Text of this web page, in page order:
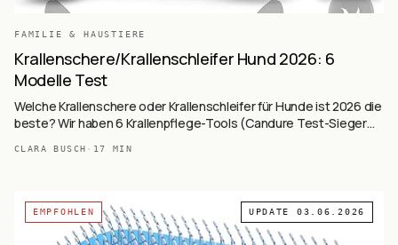
FAMILIE & HAUSTIERE
Krallenschere/Krallenschleifer Hund 2026: 6
Modelle Test
Welche Krallenschere oder Krallenschleifer für Hunde ist 2026 die
beste? Wir haben 6 Krallenpflege-Tools (Candure Test-Sieger
LED, PETPROVED, ETENTOUS 2-in-1) auf Basis von 69.413+
CLARA BUSCH · 17 MIN
EMPFOHLEN UPDATE 03.06.2026